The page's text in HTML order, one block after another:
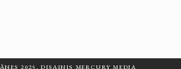
2025. DISAINIS MERCURY MEDIA